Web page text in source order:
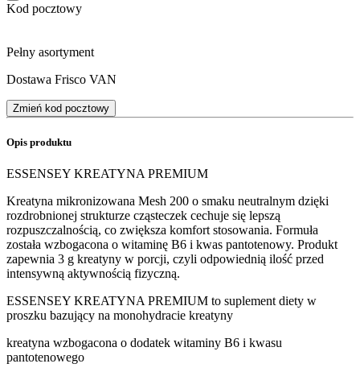
Kod pocztowy
Pełny asortyment
Dostawa Frisco VAN
Zmień kod pocztowy
Opis produktu
ESSENSEY KREATYNA PREMIUM
Kreatyna mikronizowana Mesh 200 o smaku neutralnym dzięki
rozdrobnionej strukturze cząsteczek cechuje się lepszą
rozpuszczalnością, co zwiększa komfort stosowania. Formuła
została wzbogacona o witaminę B6 i kwas pantotenowy. Produkt
zapewnia 3 g kreatyny w porcji, czyli odpowiednią ilość przed
intensywną aktywnością fizyczną.
ESSENSEY KREATYNA PREMIUM to suplement diety w
proszku bazujący na monohydracie kreatyny
kreatyna wzbogacona o dodatek witaminy B6 i kwasu
pantotenowego